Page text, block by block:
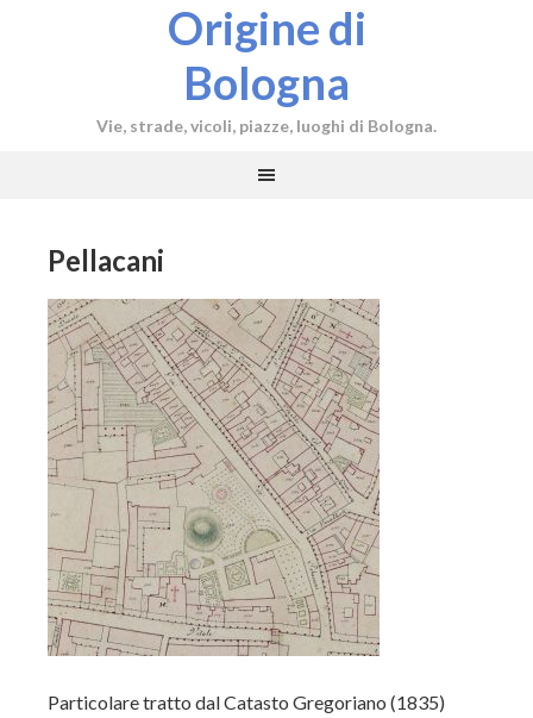
Origine di
Bologna
Vie, strade, vicoli, piazze, luoghi di Bologna.
Pellacani
Particolare tratto dal Catasto Gregoriano (1835)